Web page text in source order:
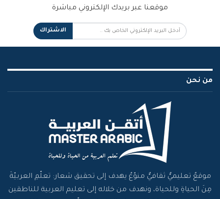
موقعنا عبر بريدك الإلكتروني مباشرة
الاشتراك
من نحن
موقعٌ تعليميٌّ ثقافيٌّ منوّعٌ يهدف إلى تحقيق شعار: تعلّمِ العربيّةَ
مِنَ الحياةِ وللحياة، ونهدف من خلاله إلى تعليم العربية للناطقين